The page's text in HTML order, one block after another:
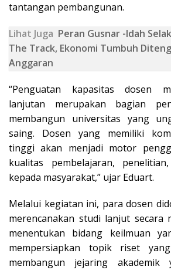
tantangan pembangunan.
Lihat Juga Peran Gusnar -Idah
The Track, Ekonomi Tumbuh
Anggaran
“Penguatan kapasitas dosen
lanjutan merupakan bagian
membangun universitas yang
saing. Dosen yang memiliki
tinggi akan menjadi motor
kualitas pembelajaran,
kepada masyarakat,” ujar Eduart.
Melalui kegiatan ini, para dosen
merencanakan studi lanjut secara
menentukan bidang keilmuan
mempersiapkan topik riset
membangun jejaring akademik